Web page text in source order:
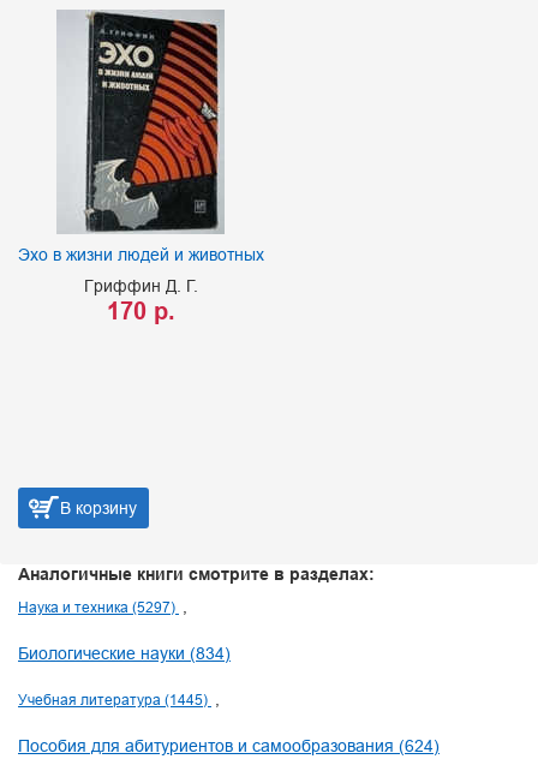
Эхо в жизни людей и животных
Гриффин Д. Г.
170 р.
В корзину
Аналогичные книги смотрите в разделах:
Наука и техника (5297)
Биологические науки (834)
Учебная литература (1445)
Пособия для абитуриентов и самообразования (624)